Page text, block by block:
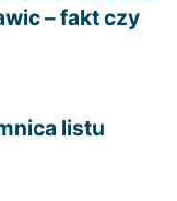
– fakt czy
listu